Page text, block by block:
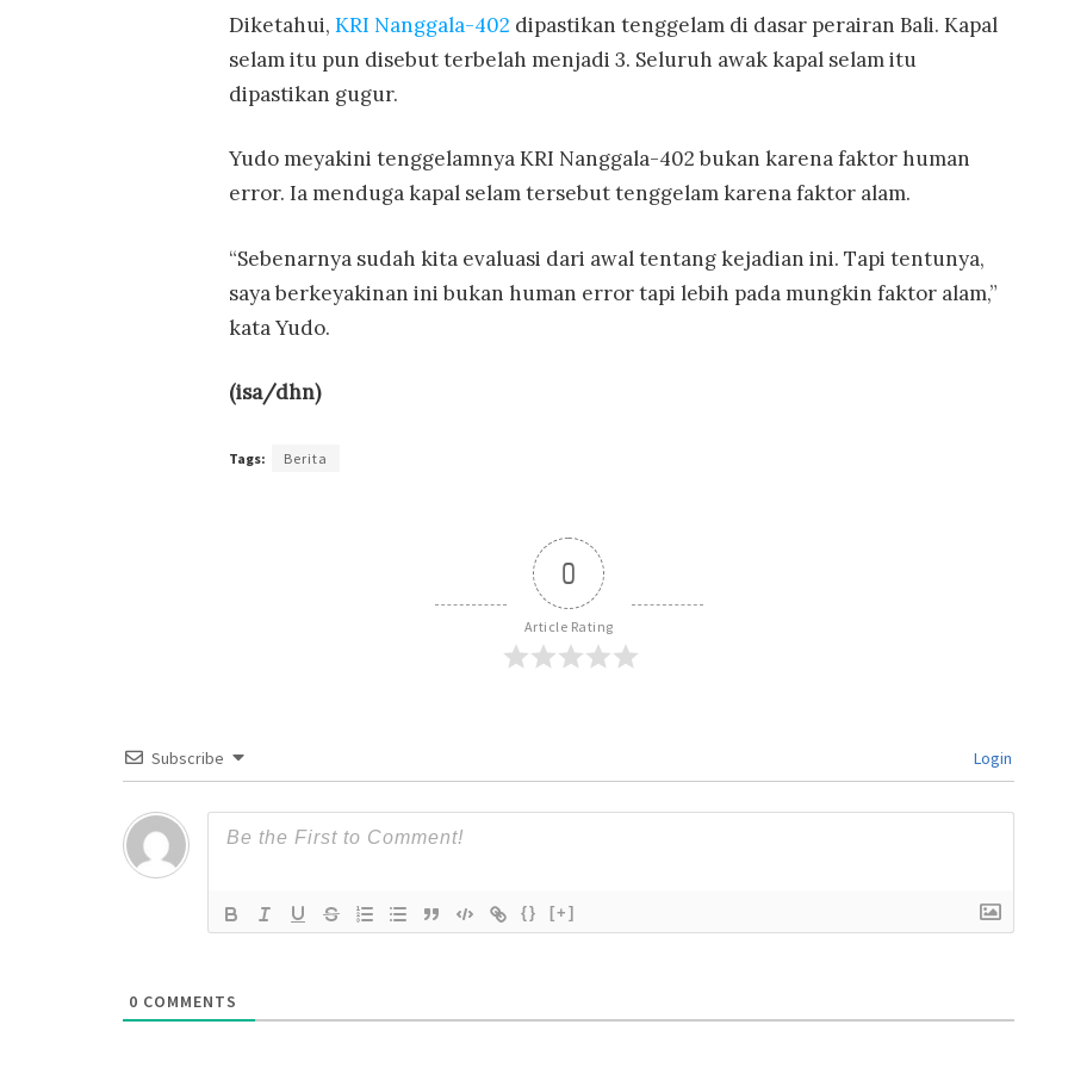
Diketahui, KRI Nanggala-402 dipastikan tenggelam di dasar perairan Bali. Kapal
selam itu pun disebut terbelah menjadi 3. Seluruh awak kapal selam itu
dipastikan gugur.
Yudo meyakini tenggelamnya KRI Nanggala-402 bukan karena faktor human
error. Ia menduga kapal selam tersebut tenggelam karena faktor alam.
“Sebenarnya sudah kita evaluasi dari awal tentang kejadian ini. Tapi tentunya,
saya berkeyakinan ini bukan human error tapi lebih pada mungkin faktor alam,”
kata Yudo.
(isa/dhn)
Tags: Berita
0
Article Rating
Subscribe Login
{} [+]
0 COMMENTS